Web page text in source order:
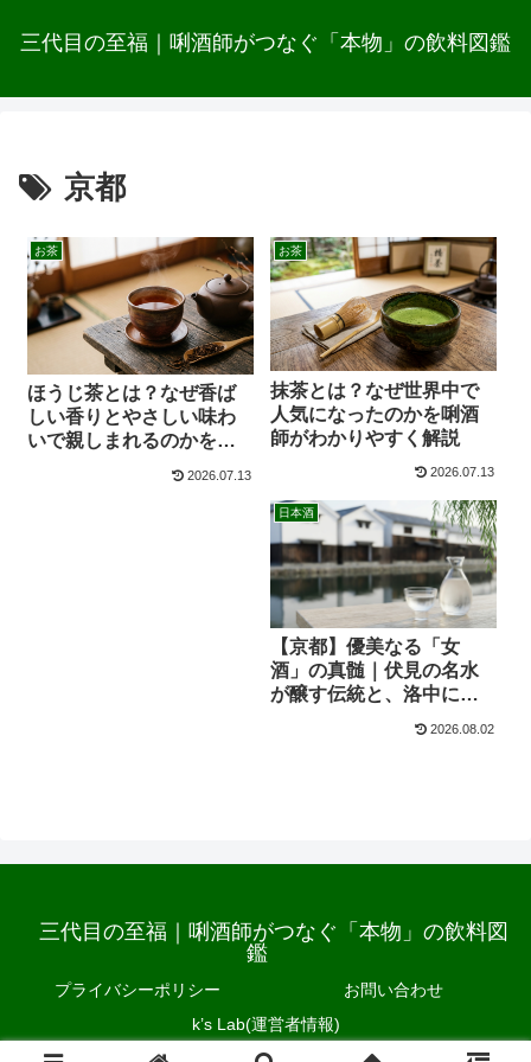
三代目の至福｜唎酒師がつなぐ「本物」の飲料図鑑
京都
お茶
ほうじ茶とは？なぜ香ば
しい香りとやさしい味わ
いで親しまれるのかを唎
2026.07.13
お茶
抹茶とは？なぜ世界中で
人気になったのかを唎酒
師がわかりやすく解説
2026.07.13
日本酒
【京都】優美なる「女
酒」の真髄｜伏見の名水
が醸す伝統と、洛中に息
2026.08.02
三代目の至福｜唎酒師がつなぐ「本物」の飲料図
鑑
プライバシーポリシー
お問い合わせ
k’s Lab(運営者情報)